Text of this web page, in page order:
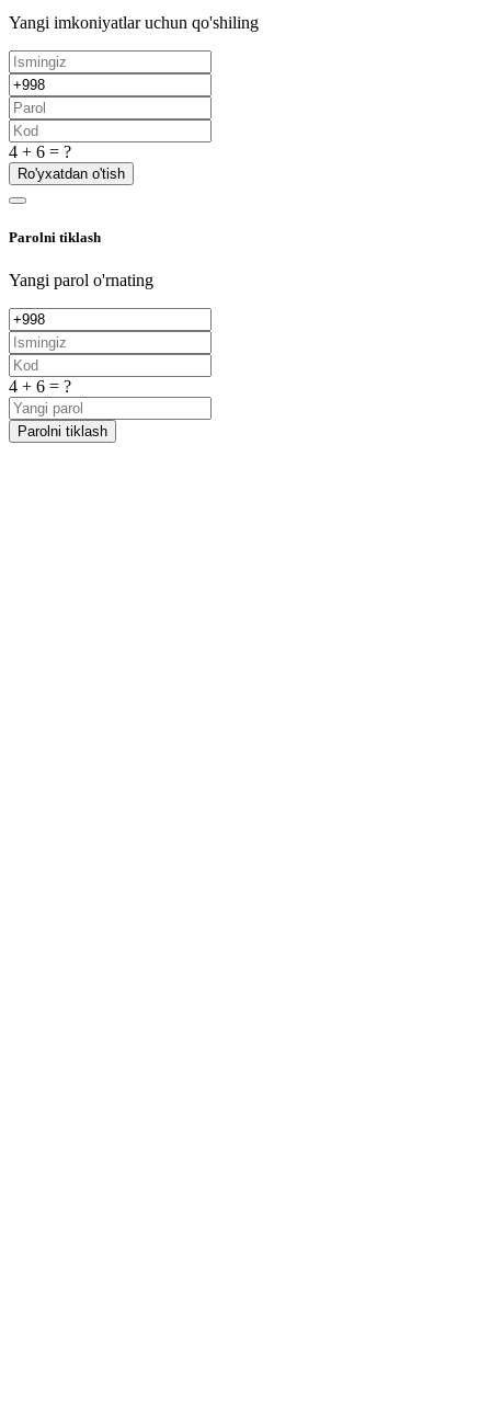
Yangi imkoniyatlar uchun qo'shiling
4 + 6 = ?
Ro'yxatdan o'tish
Parolni tiklash
Yangi parol o'rnating
4 + 6 = ?
Parolni tiklash